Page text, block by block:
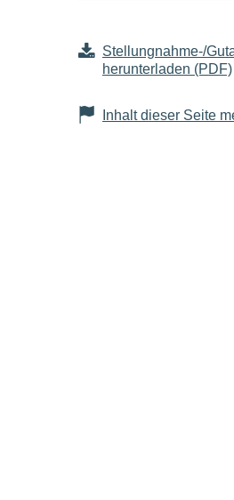
Stellungnahme-/
herunterladen (PDF)
Inhalt dieser Seite